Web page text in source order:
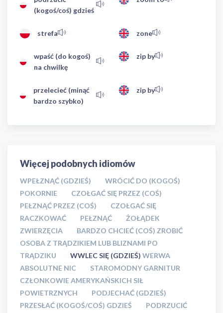
(kogoś/coś) gdzieś
strefa zone
wpaść (do kogoś)
na chwilkę
zip by
przelecieć (minąć
bardzo szybko)
zip by
Więcej podobnych idiomów
WPEŁZNĄĆ (GDZIEŚ)
WRÓCIĆ DO (KOGOŚ)
POKORNIE
CZOŁGAĆ SIĘ PRZEZ (COŚ)
PEŁZNĄĆ PRZEZ (COŚ)
CZOŁGAĆ SIĘ
RACZKOWAĆ
PEŁZNĄĆ
ŻOŁĄDEK
ZWIERZĘCIA
BARDZO CHCIEĆ (COŚ) ZROBIĆ
OSOBA Z TRĄDZIKIEM LUB BLIZNAMI PO
TRĄDZIKU
WWLEC SIĘ (GDZIEŚ) WERWA
ABSOLUTNE NIC
STAROMODNY GARNITUR
CZŁONKOWIE AMERYKAŃSKICH SIŁ
POWIETRZNYCH
PODJECHAĆ (GDZIEŚ)
PRZESŁAĆ (KOGOŚ/COŚ) GDZIEŚ
PODRZUCIĆ